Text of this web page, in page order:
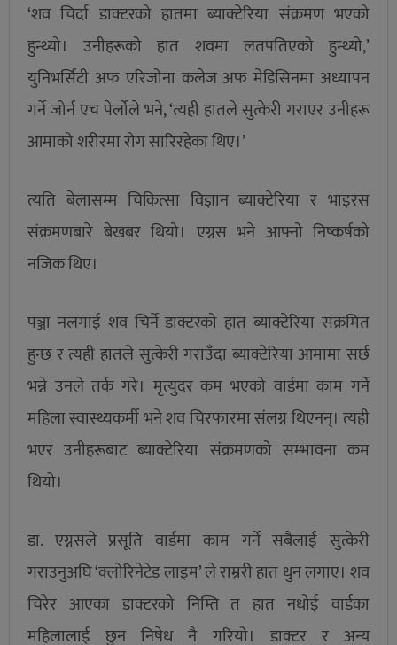
‘शव चिर्दा डाक्टरको हातमा ब्याक्टेरिया संक्रमण भएको
हुन्थ्यो। उनीहरूको हात शवमा लतपतिएको हुन्थ्यो,’
युनिभर्सिटी अफ एरिजोना कलेज अफ मेडिसिनमा अध्यापन
गर्ने जोर्न एच पेर्लोले भने, ‘त्यही हातले सुत्केरी गराएर उनीहरू
आमाको शरीरमा रोग सारिरहेका थिए।’
त्यति बेलासम्म चिकित्सा विज्ञान ब्याक्टेरिया र भाइरस
संक्रमणबारे बेखबर थियो। एग्नस भने आफ्नो निष्कर्षको
नजिक थिए।
पञ्जा नलगाई शव चिर्ने डाक्टरको हात ब्याक्टेरिया संक्रमित
हुन्छ र त्यही हातले सुत्केरी गराउँदा ब्याक्टेरिया आमामा सर्छ
भन्ने उनले तर्क गरे। मृत्युदर कम भएको वार्डमा काम गर्ने
महिला स्वास्थ्यकर्मी भने शव चिरफारमा संलग्न थिएनन्। त्यही
भएर उनीहरूबाट ब्याक्टेरिया संक्रमणको सम्भावना कम
थियो।
डा. एग्नसले प्रसूति वार्डमा काम गर्ने सबैलाई सुत्केरी
गराउनुअघि ‘क्लोरिनेटेड लाइम’ ले राम्ररी हात धुन लगाए। शव
चिरेर आएका डाक्टरको निम्ति त हात नधोई वार्डका
महिलालाई छुन निषेध नै गरियो। डाक्टर र अन्य